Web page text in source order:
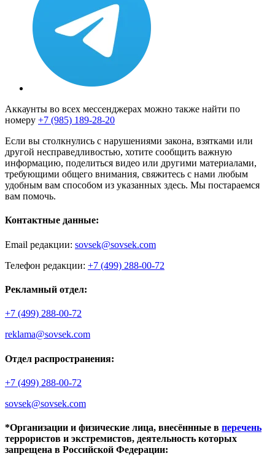
Аккаунты во всех мессенджерах можно также найти по
номеру +7 (985) 189-28-20
Если вы столкнулись с нарушениями закона, взятками или
другой несправедливостью, хотите сообщить важную
информацию, поделиться видео или другими материалами,
требующими общего внимания, свяжитесь с нами любым
удобным вам способом из указанных здесь. Мы постараемся
вам помочь.
Контактные данные:
Email редакции: sovsek@sovsek.com
Телефон редакции: +7 (499) 288-00-72
Рекламный отдел:
+7 (499) 288-00-72
reklama@sovsek.com
Отдел распространения:
+7 (499) 288-00-72
sovsek@sovsek.com
*Организации и физические лица, внесённные в перечень
террористов и экстремистов, деятельность которых
запрещена в Российской Федерации: